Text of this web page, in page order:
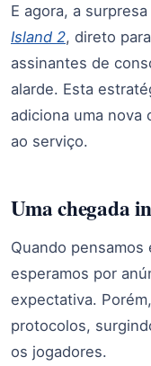
E agora, a
Island 2, direto
assinantes de
alarde. Esta
adiciona uma nova
ao serviço.
Uma chegada
Quando pensamos
esperamos por
expectativa. Porém,
protocolos,
os jogadores.